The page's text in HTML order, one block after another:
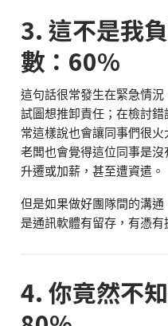
3. 這不是我
數：60%
這句話很常發生在緊急情況
試圖想推卸責任；在檢討
常這樣說也會讓同事們很
老闆也會覺得這位同事是
升遷或加薪，甚至遭資遣。
但是如果做好團隊間的溝
是通訊軟體有留存，有憑有
4. 你竟然不